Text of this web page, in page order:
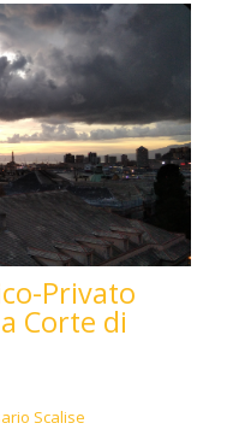
Privato
Corte di
Scalise